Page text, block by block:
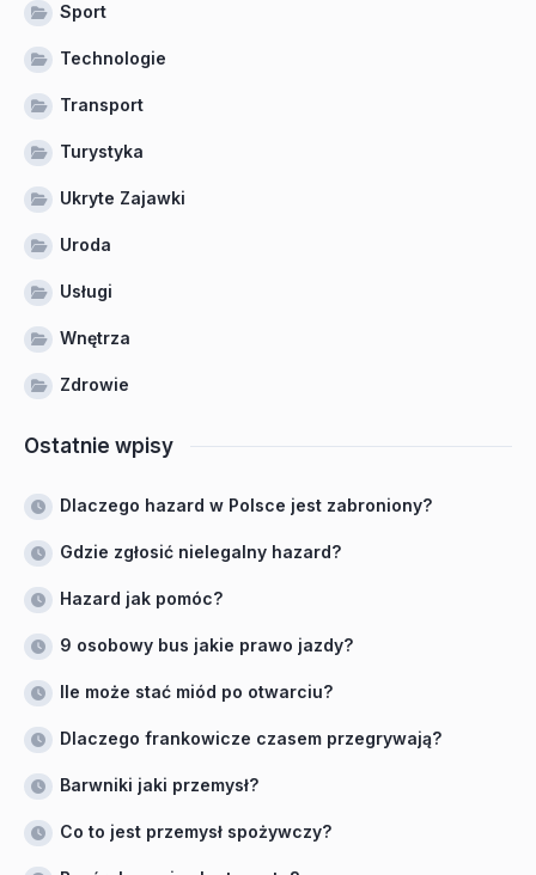
Sport
Technologie
Transport
Turystyka
Ukryte Zajawki
Uroda
Usługi
Wnętrza
Zdrowie
Ostatnie wpisy
Dlaczego hazard w Polsce jest zabroniony?
Gdzie zgłosić nielegalny hazard?
Hazard jak pomóc?
9 osobowy bus jakie prawo jazdy?
Ile może stać miód po otwarciu?
Dlaczego frankowicze czasem przegrywają?
Barwniki jaki przemysł?
Co to jest przemysł spożywczy?